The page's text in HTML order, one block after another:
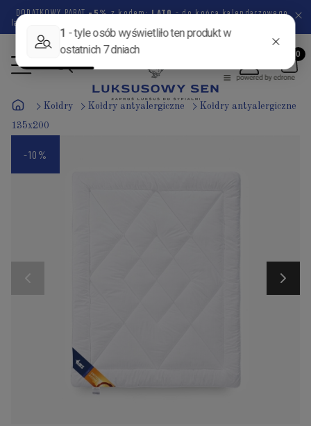
DODATKOWY RABAT-5%z kodem:LATO- do końca kalendarzowego
lata pozostało
Kołdry Kołdry antyalergiczne Kołdry antyalergiczne
135x200
-10%